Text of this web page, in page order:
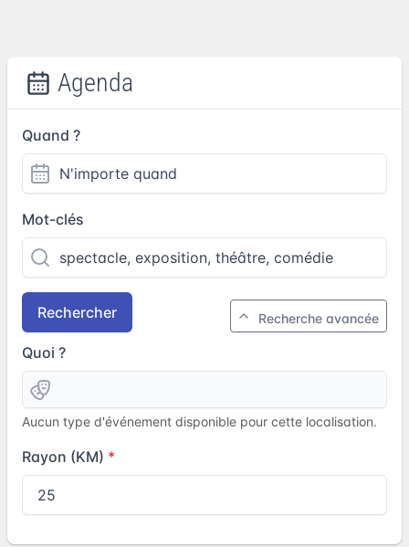
Agenda
Quand ?
Mot-clés
Rechercher Recherche avancée
Quoi ?
Aucun type d'événement disponible pour cette localisation.
Rayon (KM)